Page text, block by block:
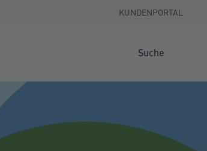
KUNDENPORTAL
Suche